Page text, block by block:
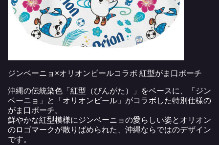
ジンベーニョ×オリオンビールコラボ 紅型がま口ポーチ
沖縄の伝統染色「紅型（びんがた）」をベースに、「ジン
ベーニョ」と「オリオンビール」がコラボした特別仕様の
がま口ポーチ。
鮮やかな紅型模様にジンベーニョの愛らしい姿とオリオン
のロゴマークが散りばめられた、沖縄ならではのデザイン
です。